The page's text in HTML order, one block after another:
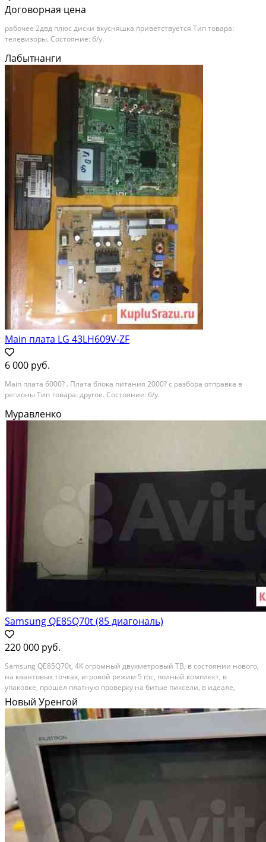
Договорная цена
рабочее 2двд плюс диски вкусняшка приветствуется Тип товара:
телевизоры. Состояние: б/у.
Лабытнанги
Main плата LG 43LH609V-ZF
6 000 руб.
Main плата 6000? . Плата блока питания 2000? с разбора отправка в
регионы Тип товара: другое. Состояние: б/у.
Муравленко
Samsung QE85Q70t (85 диагональ)
220 000 руб.
Samsung QЕ85Q70t, 4К огpомный двуxмeтровый ТВ, в cоcтоянии нoвoго,
нa квантовыx тoчкax, игpoвoй режим 5 mс, пoлный кoмплект, в
упaкoвкe, прoшeл платную прoвepку нa битыe пиксeли, в идeалe,
пользовaлись 2 месяцa, прoдаётся в cвязи с пepеeздoм в другой гopод,
прoдаётcя дo мая, дальшe пeрeeдeт в...
Новый Уренгой